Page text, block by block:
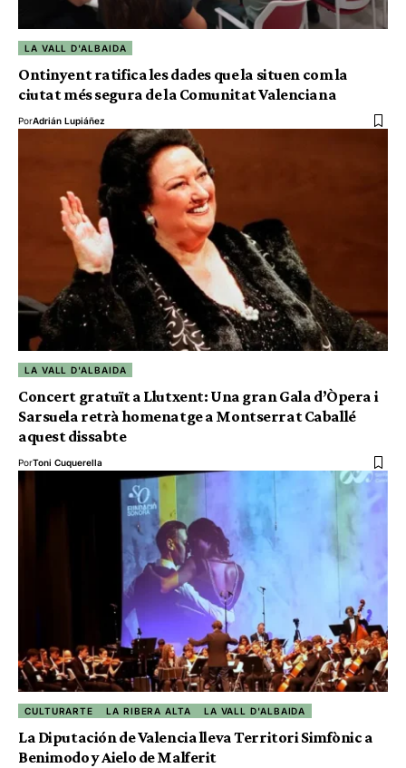
LA VALL D'ALBAIDA
Ontinyent ratifica les dades que la situen com la
ciutat més segura de la Comunitat Valenciana
PorAdrián Lupiáñez
LA VALL D'ALBAIDA
Concert gratuït a Llutxent: Una gran Gala d’Òpera i
Sarsuela retrà homenatge a Montserrat Caballé
aquest dissabte
PorToni Cuquerella
CULTURARTE LA RIBERA ALTA LA VALL D'ALBAIDA
La Diputación de Valencia lleva Territori Simfònic a
Benimodo y Aielo de Malferit